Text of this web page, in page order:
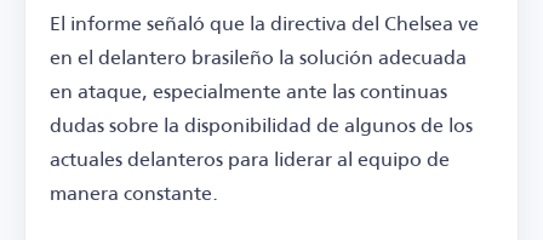
El informe señaló que la directiva del Chelsea ve
en el delantero brasileño la solución adecuada
en ataque, especialmente ante las continuas
dudas sobre la disponibilidad de algunos de los
actuales delanteros para liderar al equipo de
manera constante.